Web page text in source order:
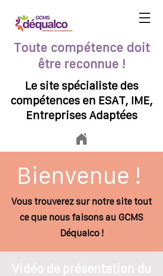
Toute compétence doit
être reconnue !
Le site spécialiste des
compétences en ESAT, IME,
Entreprises Adaptées
Bienvenue !
Vous trouverez sur notre site tout
ce que nous faisons au GCMS
Déqualco !
Vidéo de présentation du